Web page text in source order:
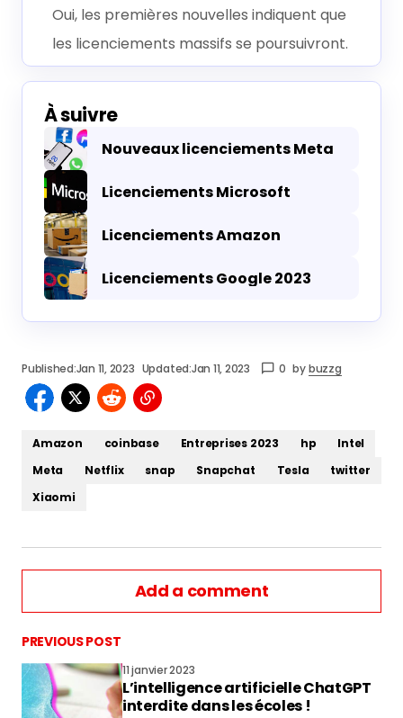
Oui, les premières nouvelles indiquent que
les licenciements massifs se poursuivront.
À suivre
Nouveaux licenciements Meta
Licenciements Microsoft
Licenciements Amazon
Licenciements Google 2023
Published:Jan 11, 2023 Updated:Jan 11, 2023 0 bybuzzg
Amazon coinbase Entreprises 2023 hp
Intel
Meta
Netflix snap Snapchat Tesla
twitter
Xiaomi
Add a comment
vous connecter
PREVIOUS POST
11 janvier 2023
L’intelligence artificielle ChatGPT
interdite dans les écoles !